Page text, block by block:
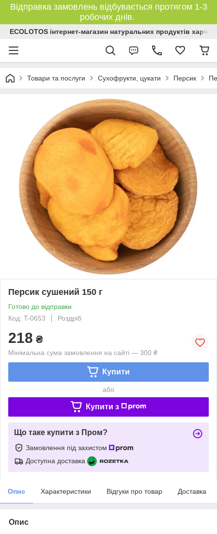
Відправка замовлень відбувається протягом 1-3
робочих днів.
ECOLOTOS інтернет-магазин натуральних продуктів
Товари та послуги Сухофрукти, цукати Персик
Персик сушений 150 г
Готово до відправки
Код: T-0653
Роздріб
218 ₴
Мінімальна сума замовлення на сайті — 300 ₴
Купити
або
Купити з
Що таке купити з Пром?
Замовлення під захистом
Доступна доставка
Опис Характеристики Відгуки про товар Доставка
Опис